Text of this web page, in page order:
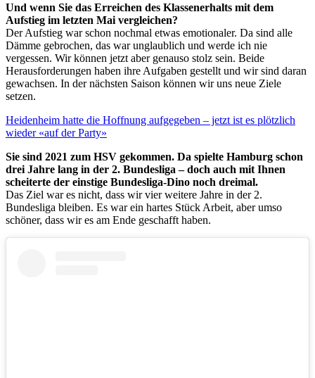
Und wenn Sie das Erreichen des Klassenerhalts mit dem
Aufstieg im letzten Mai vergleichen?
Der Aufstieg war schon nochmal etwas emotionaler. Da sind alle
Dämme gebrochen, das war unglaublich und werde ich nie
vergessen. Wir können jetzt aber genauso stolz sein. Beide
Herausforderungen haben ihre Aufgaben gestellt und wir sind daran
gewachsen. In der nächsten Saison können wir uns neue Ziele
setzen.
Heidenheim hatte die Hoffnung aufgegeben – jetzt ist es plötzlich
wieder «auf der Party»
Sie sind 2021 zum HSV gekommen. Da spielte Hamburg schon
drei Jahre lang in der 2. Bundesliga – doch auch mit Ihnen
scheiterte der einstige Bundesliga-Dino noch dreimal.
Das Ziel war es nicht, dass wir vier weitere Jahre in der 2.
Bundesliga bleiben. Es war ein hartes Stück Arbeit, aber umso
schöner, dass wir es am Ende geschafft haben.